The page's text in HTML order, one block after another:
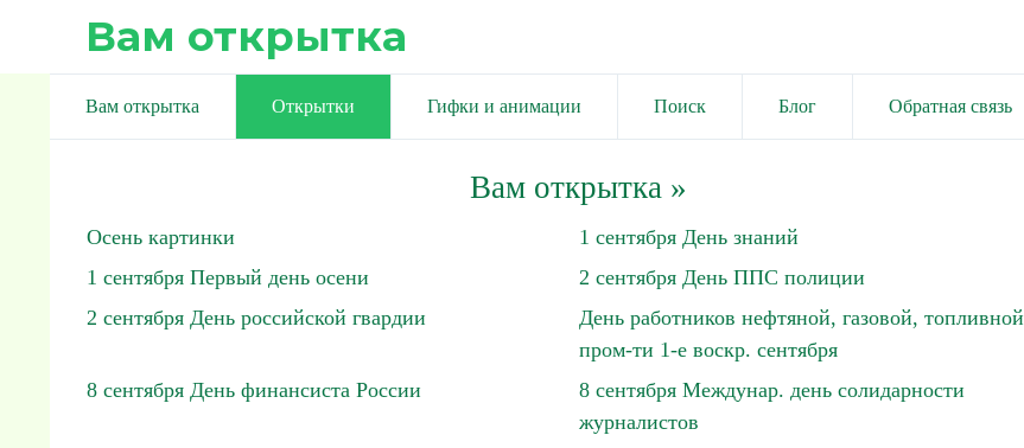
Вам открытка
Вам открытка Открытки Гифки и анимации Поиск Блог Обратная связь
Вам открытка»
Осень картинки
1 сентября День знаний
1 сентября Первый день осени
2 сентября День ППС полиции
2 сентября День российской гвардии
День работников нефтяной, газовой, топливной
пром-ти 1-е воскр. сентября
8 сентября День финансиста России
8 сентября Междунар. день солидарности
журналистов